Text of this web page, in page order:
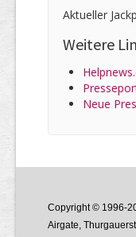
Aktueller
Weitere
Neue
Copyright © 1996-
Airgate,